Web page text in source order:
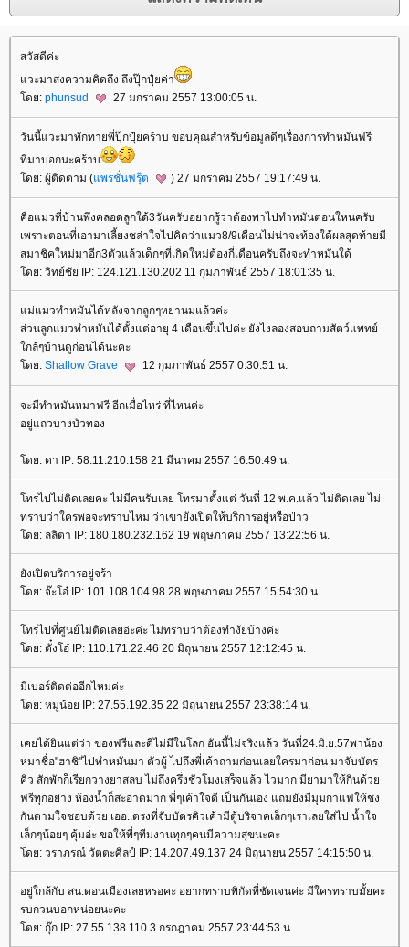
สวัสดีค่ะ
วะมาส่งความคิดถึง ถึงปุ๊กปุ๋ยค่า
ดย: phunsud 27 มกราคม 2557 13:00:05 น.
วันนี้แวะมาทักทายพี่ปุ๊กปุ๋ยคร้าบ ขอบคุณสำหรับข้อมูลดีๆเรื่องการทำหมันฟรี
ที่มาบอกนะคร้าบ
ดย: ผู้ติดตาม (พรชั่นฟรุ๊ต ) 27 มกราคม 2557 19:17:49 น.
คือแมวที่บ้านพึ่งคลอดลูกใด้3วันครับอยากรู้ว่าต้องพาไปทำหมันตอนใหนครับ
เพราะตอนที่เอามาเลี้ยงชล่าใจไปคิดว่าแมว8/9เดือนไม่น่าจะท้องใด้ผลสุดท้ายมี
สมาชิคใหม่มาอีก3ตัวแล้วเด็กๆที่เกิดใหม่ต้องกี่เดือนครับถึงจะทำหมันใด้
ดย: วิทย์ชัย IP: 124.121.130.202 11 กุมภาพันธ์ 2557 18:01:35 น.
ม่แมวทำหมันได้หลังจากลูกๆหย่านมแล้วค่ะ
ส่วนลูกแมวทำหมันได้ตั้งแต่อายุ 4 เดือนขึ้นไปค่ะ ยังไงลองสอบถามสัตว์แพทย์
กล้ๆบ้านดูก่อนได้นะคะ
ดย: Shallow Grave 12 กุมภาพันธ์ 2557 0:30:51 น.
จะมีทำหมันหมาฟรี อีกเมื่อไหร่ ที่ไหนค่ะ
อยู่แถวบางบัวทอง
ดย: ดา IP: 58.11.210.158 21 มีนาคม 2557 16:50:49 น.
ทรไปไม่ติดเลยคะ ไม่มีคนรับเลย โทรมาตั้งแต่ วันที่ 12 พ.ค.แล้ว ไม่ติดเลย ไม่
ทราบว่าใครพอจะทราบไหม ว่าเขายังเปิดให้บริการอยู่หรือป่าว
ดย: ลลิตา IP: 180.180.232.162 19 พฤษภาคม 2557 13:22:56 น.
ังเปิดบริการอยู่จร้า
ดย: จ๊ะโอ๋ IP: 101.108.104.98 28 พฤษภาคม 2557 15:54:30 น.
ทรไปที่ศูนย์ไม่ติดเลยอ่ะค่ะ ไม่ทราบว่าต้องทำงัยบ้างค่ะ
ดย: ตั๋งโอ๋ IP: 110.171.22.46 20 มิถุนายน 2557 12:12:45 น.
มีเบอร์ติดต่ออีกไหมค่ะ
ดย: หมูน้อย IP: 27.55.192.35 22 มิถุนายน 2557 23:38:14 น.
เคยได้ยินแต่ว่า ของฟรีและดีไม่มีในโลก อันนี้ไม่จริงแล้ว วันที่24.มิ.ย.57พาน้อง
หมาชื่อ"ฮาชิ"ไปทำหมันมา ตัวผู้ ไปถึงพี่เค้าถามก่อนเลยใครมาก่อน มาจับบัตร
คิว สักพักก็เรียกวางยาสลบ ไม่ถึงครึ่งชั่วโมงเสร็จแล้ว ไวมาก มียามาให้กินด้ว
ฟรีทุกอย่าง ห้องน้ำก็สะอาดมาก พี่ๆเค้าใจดี เป็นกันเอง แถมยังมีมุมกาแฟให้ชง
กันตามใจชอบด้วย เออ..ตรงที่จับบัตรคิวเค้ามีตู้บริจาคเล็กๆเราเลยใส่ไป น้ำใจ
เล็กๆน้อยๆ คุ้มอ่ะ ขอให้พี่ๆทีมงานทุกๆคนมีความสุขนะคะ
ดย: วราภรณ์ วัตตะศิลป์ IP: 14.207.49.137 24 มิถุนายน 2557 14:15:50 น.
อยู่ใกล้กับ สน.ดอนเมืองเลยหรอคะ อยากทราบพิกัดที่ชัดเจนค่ะ มีใครทราบมั้ยคะ
รบกวนบอกหน่อยนะคะ
ดย: กุ๊ก IP: 27.55.138.110 3 กรกฎาคม 2557 23:44:53 น.